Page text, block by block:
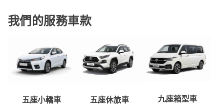
我們的服務車款
五座小轎車
五座休旅車
九座箱型車